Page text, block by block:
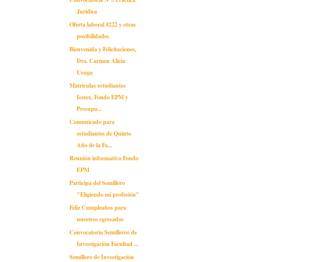
Jurídica
Oferta laboral #222 y otras
posibilidades
Bienvenida y Felicitaciones,
Dra. Carmen Alicia
Usuga
Matrículas estudiantes
Icetex, Fondo EPM y
Presupu...
Comunicado para
estudiantes de Quinto
Año de la Fa...
Reunión informativa Fondo
EPM
Participa del Semillero
"Eligiendo mi profesión"
Feliz Cumpleaños para
nuestros egresados
Convocatoria Semilleros de
Investigación Facultad ...
Semillero de Investigación